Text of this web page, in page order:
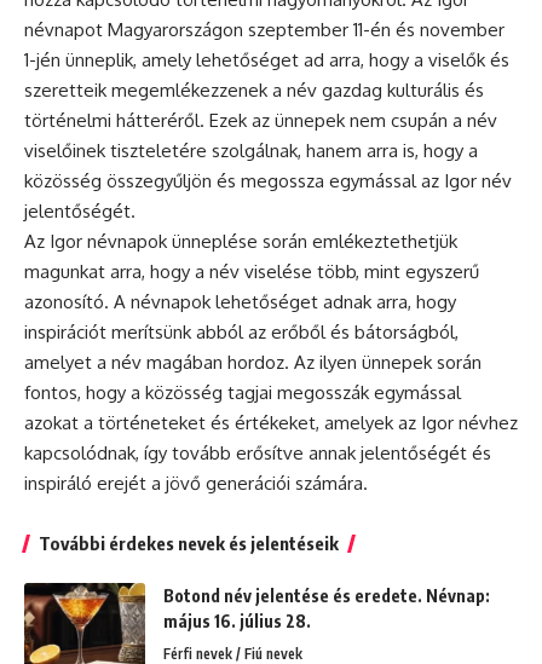
névnapot Magyarországon szeptember 11-én és november
1-jén ünneplik, amely lehetőséget ad arra, hogy a viselők és
szeretteik megemlékezzenek a név gazdag kulturális és
történelmi hátteréről. Ezek az ünnepek nem csupán a név
viselőinek tiszteletére szolgálnak, hanem arra is, hogy a
közösség összegyűljön és megossza egymással az Igor név
jelentőségét.
Az Igor névnapok ünneplése során emlékeztethetjük
magunkat arra, hogy a név viselése több, mint egyszerű
azonosító. A névnapok lehetőséget adnak arra, hogy
inspirációt merítsünk abból az erőből és bátorságból,
amelyet a név magában hordoz. Az ilyen ünnepek során
fontos, hogy a közösség tagjai megosszák egymással
azokat a történeteket és értékeket, amelyek az Igor névhez
kapcsolódnak, így tovább erősítve annak jelentőségét és
inspiráló erejét a jövő generációi számára.
További érdekes nevek és jelentéseik
Botond név jelentése és eredete. Névnap:
május 16. július 28.
Férfi nevek / Fiú nevek